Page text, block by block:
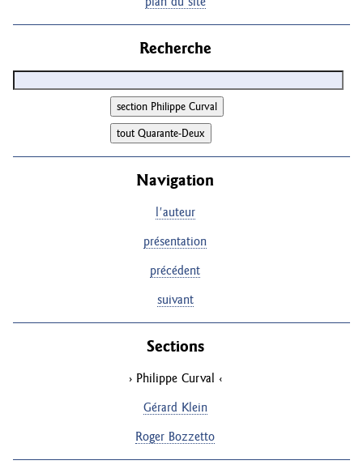
Recherche
Navigation
l'auteur
présentation
précédent
suivant
Sections
Philippe Curval
Gérard Klein
Roger Bozzetto